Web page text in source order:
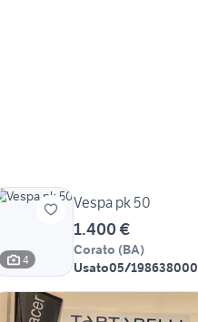
4
Vespa pk 50
1.400 €
Corato (BA)
Usato05/1986